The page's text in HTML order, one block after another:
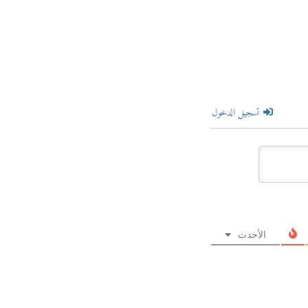
تسجيل الدخول
الأحدث